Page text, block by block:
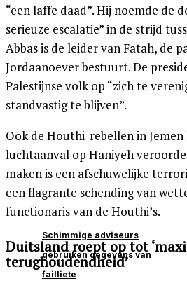
Schimmige adviseurs
gebruiken gegevens van
failliete
“een laffe daad”. Hij noemde de
serieuze escalatie” in de strijd
Abbas is de leider van Fatah, de
Jordaanoever bestuurt. De
Palestijnse volk op “zich te
standvastig te blijven”.
Ook de Houthi-rebellen in
luchtaanval op Haniyeh
maken is een afschuwelijke
een flagrante schending van
functionaris van de Houthi’s.
Duitsland roept op tot
terughoudendheid’